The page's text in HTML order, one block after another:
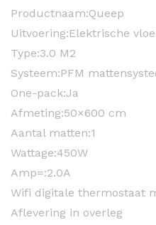
Productnaam:Queep
Uitvoering:Elektrische
Type:3.0 M2
Systeem:PFM
One-pack:Ja
Afmeting:50×600 cm
Aantal matten:1
Wattage:450W
Amp=:2.0A
Wifi digitale thermostaat
Aflevering in overleg